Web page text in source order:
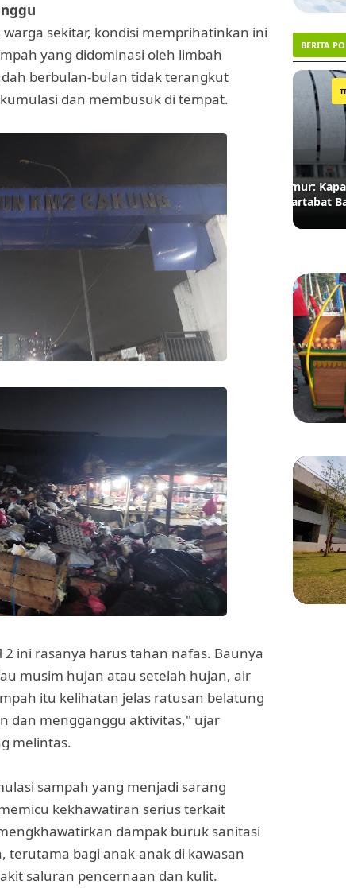
sekitar, kondisi memprihatinkan ini
yang didominasi oleh limbah
berbulan-bulan tidak terangkut
dan membusuk di tempat.
2 ini rasanya harus tahan nafas. Baunya
musim hujan atau setelah hujan, air
itu kelihatan jelas ratusan belatung
dan mengganggu aktivitas," ujar
melintas.
sampah yang menjadi sarang
kekhawatiran serius terkait
dampak buruk sanitasi
bagi anak-anak di kawasan
saluran pencernaan dan kulit.
BERITA
1
Menanti Ketegasan Gubernur: Kapan Nama
JIS Dinasionalkan demi Martabat Bahasa?
Lahan
Manis
Bang